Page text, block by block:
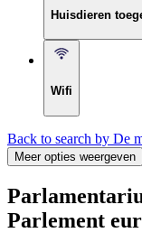
Huisdieren
Wifi
Back to search by De
Meer opties weergeven
Parlement